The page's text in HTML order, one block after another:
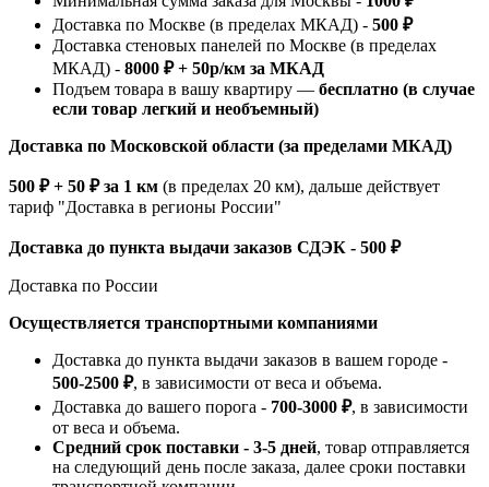
Доставка по Москве (в пределах МКАД) - 500 ₽
Доставка стеновых панелей по Москве (в пределах
МКАД) - 8000 ₽ + 50р/км за МКАД
Подъем товара в вашу квартиру — бесплатно (в случае
если товар легкий и необъемный)
Доставка по Московской области (за пределами МКАД)
500 ₽ + 50 ₽ за 1 км (в пределах 20 км), дальше действует
тариф "Доставка в регионы России"
Доставка до пункта выдачи заказов СДЭК - 500 ₽
Доставка по России
Осуществляется транспортными компаниями
Доставка до пункта выдачи заказов в вашем городе -
500-2500 ₽, в зависимости от веса и объема.
Доставка до вашего порога - 700-3000 ₽, в зависимости
от веса и объема.
Средний срок поставки - 3-5 дней, товар отправляется
на следующий день после заказа, далее сроки поставки